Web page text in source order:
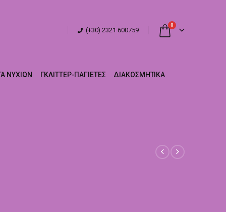
(+30) 2321 600759
0
ΝΥΧΙΏΝ ΓΚΛΊΤΤΕΡ-ΠΑΓΙΈΤΕΣ ΔΙΑΚΟΣΜΗΤΙΚΆ